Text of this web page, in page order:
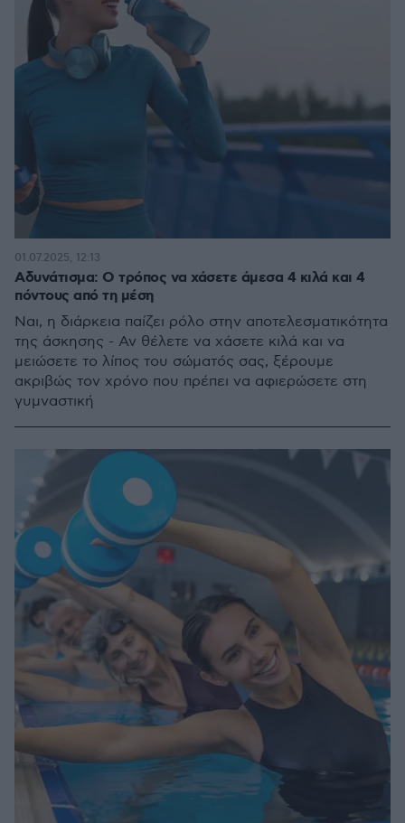
Αδυνάτισμα: Ο τρόπος να χάσετε άμεσα 4 κιλά και 4
πόντους από τη μέση
Ναι, η διάρκεια παίζει ρόλο στην αποτελεσματικότητα
της άσκησης - Αν θέλετε να χάσετε κιλά και να
μειώσετε το λίπος του σώματός σας, ξέρουμε
ακριβώς τον χρόνο που πρέπει να αφιερώσετε στη
γυμναστική
01.07.2025, 12:13